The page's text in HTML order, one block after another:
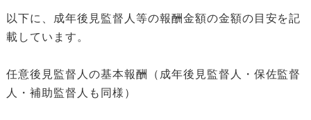
以下に、成年後見監督人等の報酬金額の金額の目安を記
載しています。
任意後見監督人の基本報酬（成年後見監督人・保佐監督
人・補助監督人も同様）